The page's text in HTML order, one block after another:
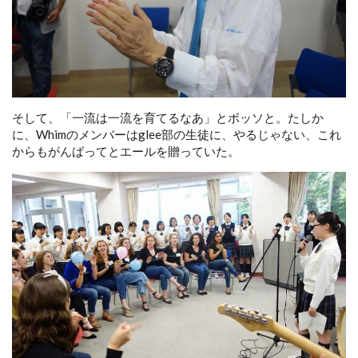
そして、「一流は一流を育てるなあ」とボッソと。たしか
に、Whimのメンバーはglee部の生徒に、やるじゃない、これ
からもがんばってとエールを贈っていた。